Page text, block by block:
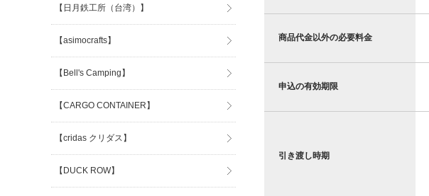
商品代金以外の必要料金
申込の有効期限
引き渡し時期
【日月鉄工所（台湾）】
【asimocrafts】
【Bell's Camping】
【CARGO CONTAINER】
【cridas クリダス】
【DUCK ROW】